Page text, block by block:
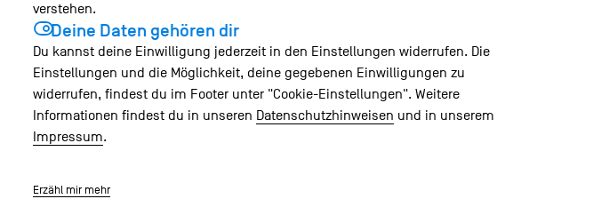
verstehen.
Deine Daten gehören dir
Du kannst deine Einwilligung jederzeit in den Einstellungen widerrufen. Die
Einstellungen und die Möglichkeit, deine gegebenen Einwilligungen zu
widerrufen, findest du im Footer unter "Cookie-Einstellungen". Weitere
Informationen findest du in unseren Datenschutzhinweisen und in unserem
Impressum.
Erzähl mir mehr